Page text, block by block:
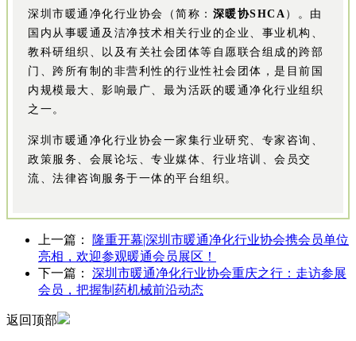
深圳市暖通净化行业协会（简称： 深暖协SHCA ）。由
国内从事暖通及洁净技术相关行业的企业、事业机构、
教科研组织、以及有关社会团体等自愿联合组成的跨部
门、跨所有制的非营利性的行业性社会团体，是目前国
内规模最大、影响最广、最为活跃的暖通净化行业组织
之一。
深圳市暖通净化行业协会一家集行业研究、专家咨询、
政策服务、会展论坛、专业媒体、行业培训、会员交
流、法律咨询服务于一体的平台组织。
上一篇： 隆重开幕|深圳市暖通净化行业协会携会员单位
亮相，欢迎参观暖通会员展区！
下一篇： 深圳市暖通净化行业协会重庆之行：走访参展
会员，把握制药机械前沿动态
返回顶部